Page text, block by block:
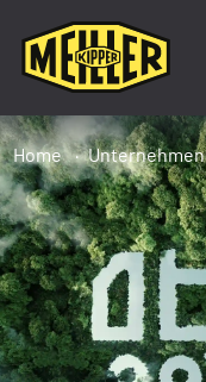
Home Unternehmen